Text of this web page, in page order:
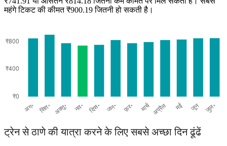
महंगे टिकट की कीमत ₹900.19 जितनी हो सकती है।
ट्रेन से ठाणे की यात्रा करने के लिए सबसे अच्छा दिन ढूंढें